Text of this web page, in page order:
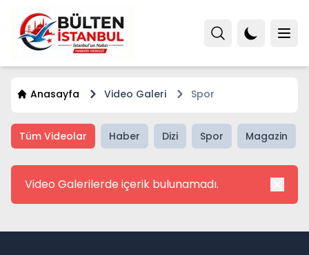
Anasayfa Video Galeri Spor
Tüm Videolar Haber Dizi Spor Magazin
Video Galerilerde içerik bulunamadı.